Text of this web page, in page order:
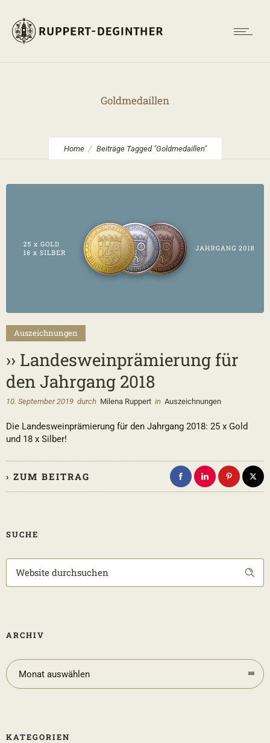
Goldmedaillen
Home Beiträge Tagged "Goldmedaillen"
Auszeichnungen
›› Landesweinprämierung für
den Jahrgang 2018
10. September 2019 durch Milena Ruppert in Auszeichnungen
Die Landesweinprämierung für den Jahrgang 2018: 25 x Gold
und 18 x Silber!
› ZUM BEITRAG
SUCHE
ARCHIV
Monat auswählen
KATEGORIEN